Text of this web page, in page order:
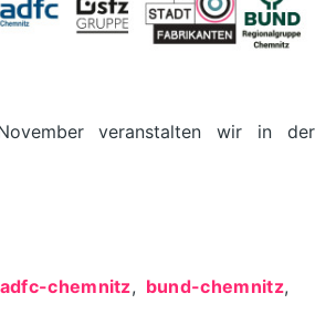
veranstalten wir in der
adfc-chemnitz
bund-chemnitz